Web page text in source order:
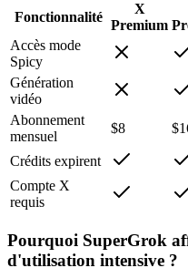
Fonctionnalité
X
Premium
Accès mode
Spicy
Génération
vidéo
Abonnement
mensuel
$8
Crédits expirent
Compte X
requis
Pourquoi SuperGrok
d'utilisation intensive ?